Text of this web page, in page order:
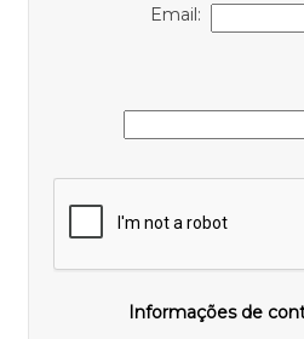
Email:
Informações de